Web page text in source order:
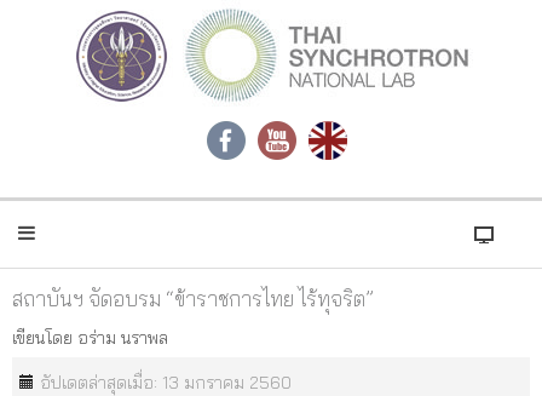
สถาบันฯ จัดอบรม “ข้าราชการไทย ไร้ทุจริต”
เขียนโดย อร่าม นราพล
อัปเดตล่าสุดเมื่อ: 13 มกราคม 2560